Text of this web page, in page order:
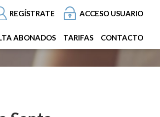
REGÍSTRATE ACCESO USUARIO
ABONADOS TARIFAS CONTACTO